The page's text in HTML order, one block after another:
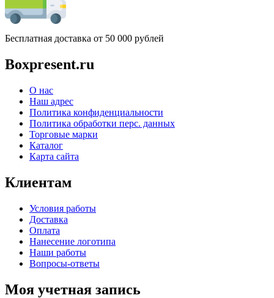
Бесплатная доставка от 50 000 рублей
Boxpresent.ru
О нас
Наш адрес
Политика конфиденциальности
Политика обработки перс. данных
Торговые марки
Каталог
Карта сайта
Клиентам
Условия работы
Доставка
Оплата
Нанесение логотипа
Наши работы
Вопросы-ответы
Моя учетная запись